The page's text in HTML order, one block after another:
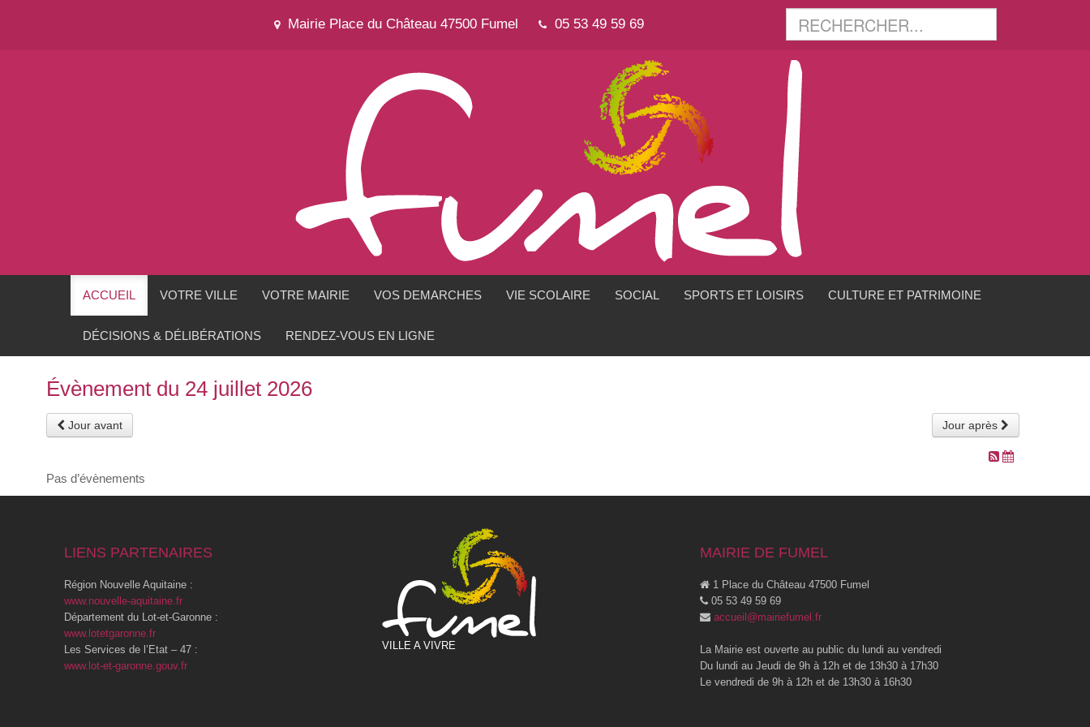
Mairie Place du Château 47500 Fumel 05 53 49 59 69
ACCUEIL VOTRE VILLE VOTRE MAIRIE VOS DEMARCHES VIE SCOLAIRE SOCIAL SPORTS ET LOISIRS CULTURE ET PATRIMOINE
DÉCISIONS & DÉLIBÉRATIONS RENDEZ-VOUS EN LIGNE
Évènement du 24 juillet 2026
Jour avant Jour après
Pas d’évènements
LIENS PARTENAIRES
Région Nouvelle Aquitaine :
www.nouvelle-aquitaine.fr
Département du Lot-et-Garonne :
www.lotetgaronne.fr
Les Services de l’Etat – 47 :
www.lot-et-garonne.gouv.fr
VILLE A VIVRE
MAIRIE DE FUMEL
1 Place du Château 47500 Fumel
05 53 49 59 69
accueil@mairiefumel.fr
La Mairie est ouverte au public du lundi au vendredi
Du lundi au Jeudi de 9h à 12h et de 13h30 à 17h30
Le vendredi de 9h à 12h et de 13h30 à 16h30